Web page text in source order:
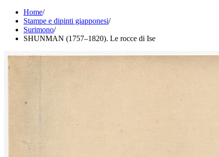
Home/
Stampe e dipinti giapponesi/
Surimono/
SHUNMAN (1757–1820). Le rocce di Ise